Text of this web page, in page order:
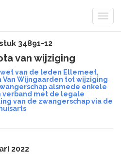
34891-12
van wijziging
van de leden Ellemeet,
Van Wijngaarden tot wijziging
alsmede enkele
verband met de legale
van de zwangerschap via de
huisarts
2022